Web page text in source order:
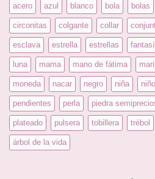
acero azul blanco bola bolas
circonitas colgante collar
esclava estrella estrellas
luna mama mano de fátima
moneda nacar negro niña niño
pendientes perla piedra
plateado pulsera tobillera trébol
árbol de la vida